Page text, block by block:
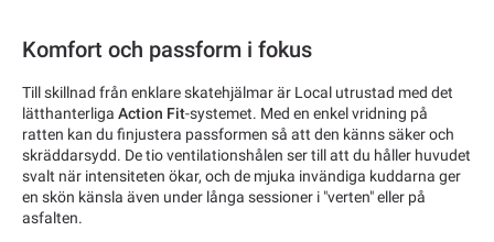
Komfort och passform i fokus
Till skillnad från enklare skatehjälmar är Local utrustad med det
lätthanterliga Action Fit-systemet. Med en enkel vridning på
ratten kan du finjustera passformen så att den känns säker och
skräddarsydd. De tio ventilationshålen ser till att du håller huvudet
svalt när intensiteten ökar, och de mjuka invändiga kuddarna ger
en skön känsla även under långa sessioner i "verten" eller på
asfalten.